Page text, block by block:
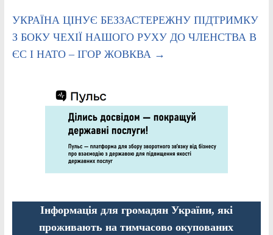
УКРАЇНА ЦІНУЄ БЕЗЗАСТЕРЕЖНУ ПІДТРИМКУ
З БОКУ ЧЕХІЇ НАШОГО РУХУ ДО ЧЛЕНСТВА В
ЄС І НАТО – ІГОР ЖОВКВА →
Інформація для громадян України, які
проживають на тимчасово окупованих